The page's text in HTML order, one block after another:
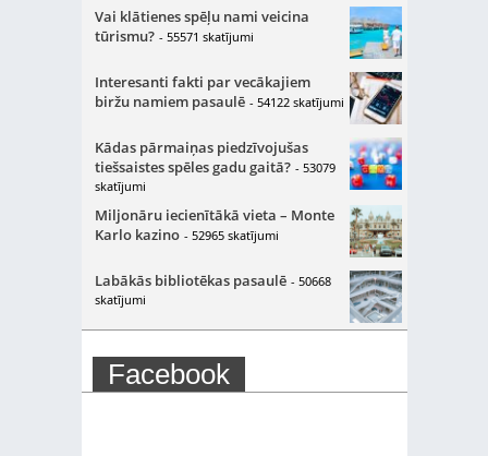
Vai klātienes spēļu nami veicina
tūrismu? - 55571 skatījumi
Interesanti fakti par vecākajiem
biržu namiem pasaulē - 54122 skatījumi
Kādas pārmaiņas piedzīvojušas
tiešsaistes spēles gadu gaitā? - 53079
skatījumi
Miljonāru iecienītākā vieta – Monte
Karlo kazino - 52965 skatījumi
Labākās bibliotēkas pasaulē - 50668
skatījumi
Facebook